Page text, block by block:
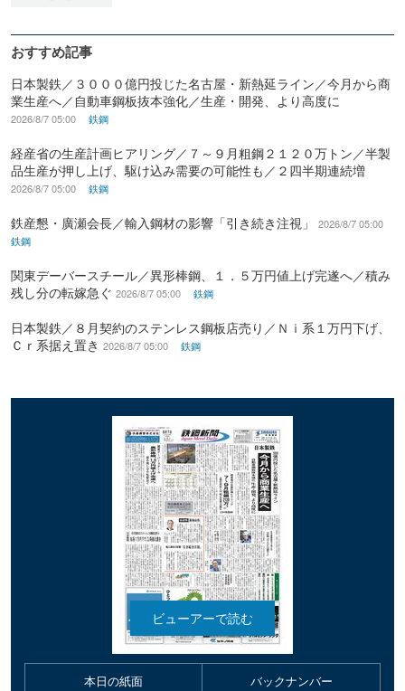
おすすめ記事
日本製鉄／３０００億円投じた名古屋・新熱延ライン／今月から商
業生産へ／自動車鋼板抜本強化／生産・開発、より高度に
2026/8/7 05:00 鉄鋼
経産省の生産計画ヒアリング／７～９月粗鋼２１２０万トン／半製
品生産が押し上げ、駆け込み需要の可能性も／２四半期連続増
2026/8/7 05:00 鉄鋼
鉄産懇・廣瀬会長／輸入鋼材の影響「引き続き注視」
2026/8/7 05:00
鉄鋼
関東デーバースチール／異形棒鋼、１．５万円値上げ完遂へ／積み
残し分の転嫁急ぐ 2026/8/7 05:00 鉄鋼
日本製鉄／８月契約のステンレス鋼板店売り／Ｎｉ系１万円下げ、
Ｃｒ系据え置き 2026/8/7 05:00 鉄鋼
本日の紙面 バックナンバー